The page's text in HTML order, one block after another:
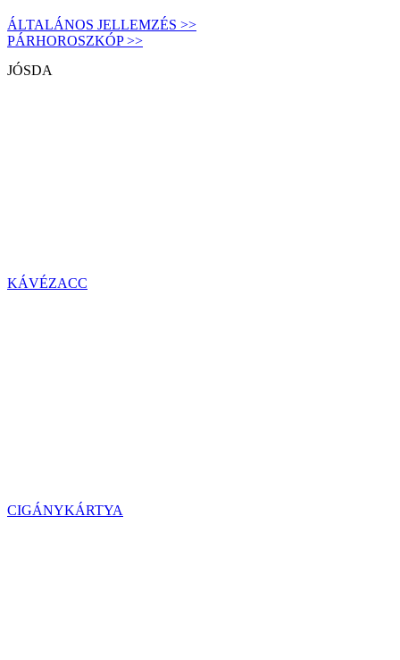
ÁLTALÁNOS JELLEMZÉS >>
PÁRHOROSZKÓP >>
JÓSDA
KÁVÉZACC
CIGÁNYKÁRTYA